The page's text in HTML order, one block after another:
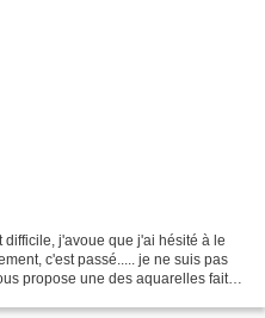
j'avoue que j'ai hésité à le
c'est passé..... je ne suis pas
propose une des aquarelles faites